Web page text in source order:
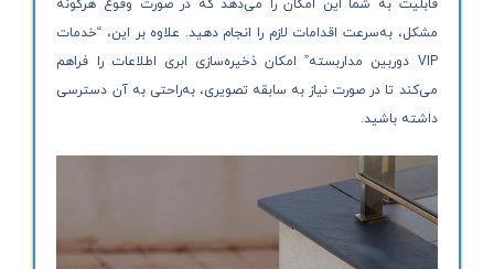
قابلیت به شما این امکان را می‌دهد که در صورت وقوع هرگونه
مشکل، به‌سرعت اقدامات لازم را انجام دهید. علاوه بر این، “خدمات
VIP دوربین مداربسته” امکان ذخیره‌سازی ابری اطلاعات را فراهم
می‌کند تا در صورت نیاز به سابقه تصویری، به‌راحتی به آن دسترسی
داشته باشید.